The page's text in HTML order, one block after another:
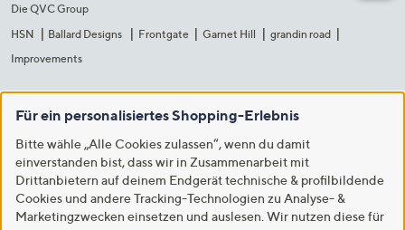
Die QVC Group
HSN
Ballard Designs Frontgate Garnet Hill
grandin road
Improvements
Für ein personalisiertes Shopping-Erlebnis
Bitte wähle „Alle Cookies zulassen“, wenn du damit
einverstanden bist, dass wir in Zusammenarbeit mit
Drittanbietern auf deinem Endgerät technische & profilbildende
Cookies und andere Tracking-Technologien zu Analyse- &
Marketingzwecken einsetzen und auslesen. Wir nutzen diese für